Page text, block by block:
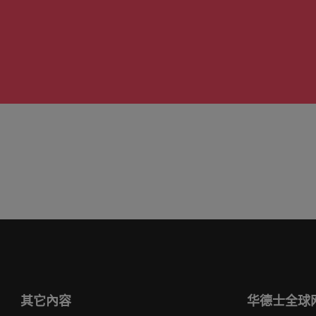
其它內容 华德士全球